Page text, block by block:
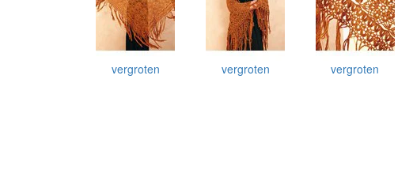
vergroten vergroten vergroten